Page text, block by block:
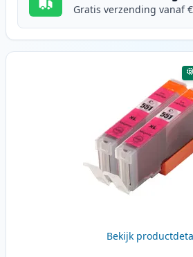
Gratis verzending vanaf
Bekijk